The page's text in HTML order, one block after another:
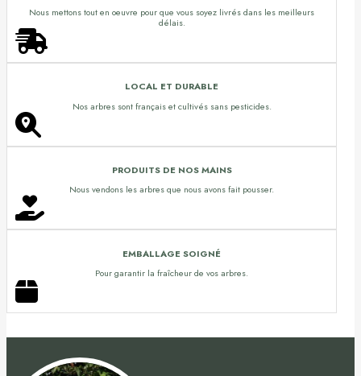
Nous mettons tout en oeuvre pour que vous soyez livrés dans les meilleurs
délais.
LOCAL ET DURABLE
Nos arbres sont français et cultivés sans pesticides.
PRODUITS DE NOS MAINS
Nous vendons les arbres que nous avons fait pousser.
EMBALLAGE SOIGNÉ
Pour garantir la fraîcheur de vos arbres.